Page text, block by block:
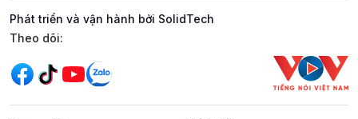
Phát triển và vận hành bởi SolidTech
Mạng xã hội
Theo dõi: